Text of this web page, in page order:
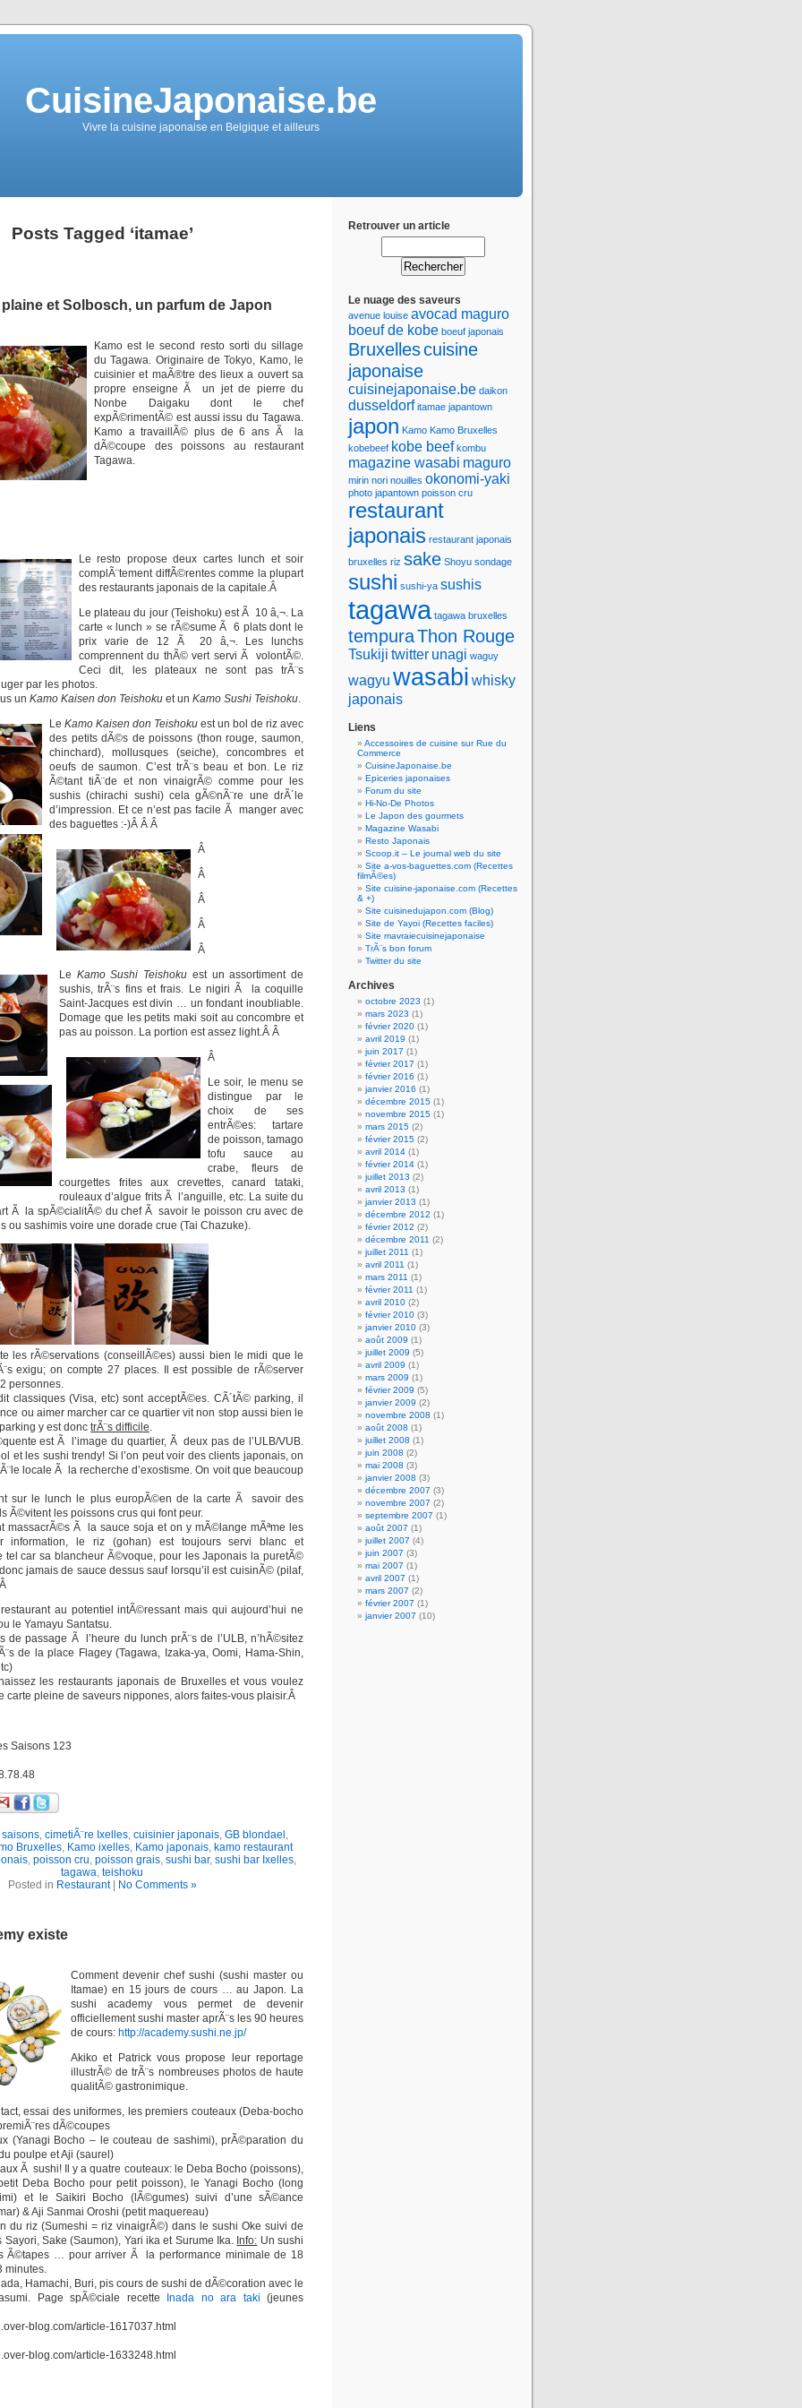
CuisineJaponaise.be
Vivre la cuisine japonaise en Belgique et ailleurs
Posts Tagged ‘itamae’
et Solbosch, un parfum de Japon
Kamo est le second resto sorti du sillage
du Tagawa. Originaire de Tokyo, Kamo, le
cuisinier et maÃ®tre des lieux a ouvert sa
propre enseigne Ã un jet de pierre du
Nonbe Daigaku dont le chef
expÃ©rimentÃ© est aussi issu du Tagawa.
Kamo a travaillÃ© plus de 6 ans Ã la
dÃ©coupe des poissons au restaurant
Tagawa.
Le resto propose deux cartes lunch et soir
complÃ¨tement diffÃ©rentes comme la plupart
des restaurants japonais de la capitale.Â
Le plateau du jour (Teishoku) est Ã 10 â‚¬. La
carte « lunch » se rÃ©sume Ã 6 plats dont le
prix varie de 12 Ã 20 â‚¬. Les lunchs
comprennent du thÃ© vert servi Ã volontÃ©.
Ceci dit, les plateaux ne sont pas trÃ¨s
par les photos.
un Kamo Kaisen don Teishoku et un Kamo Sushi Teishoku.
Le Kamo Kaisen don Teishoku est un bol de riz avec
des petits dÃ©s de poissons (thon rouge, saumon,
chinchard), mollusques (seiche), concombres et
oeufs de saumon. C’est trÃ¨s beau et bon. Le riz
Ã©tant tiÃ¨de et non vinaigrÃ© comme pour les
sushis (chirachi sushi) cela gÃ©nÃ¨re une drÃ´le
d’impression. Et ce n’est pas facile Ã manger avec
des baguettes :-)Â Â Â
Â
Â
Â
Â
Â
Le Kamo Sushi Teishoku est un assortiment de
sushis, trÃ¨s fins et frais. Le nigiri Ã la coquille
Saint-Jacques est divin … un fondant inoubliable.
Domage que les petits maki soit au concombre et
pas au poisson. La portion est assez light.Â Â
Â
Le soir, le menu se
distingue par le
choix de ses
entrÃ©es: tartare
de poisson, tamago
tofu sauce au
crabe, fleurs de
courgettes frites aux crevettes, canard tataki,
rouleaux d’algue frits Ã l’anguille, etc. La suite du
Ã la spÃ©cialitÃ© du chef Ã savoir le poisson cru avec de
ou sashimis voire une dorade crue (Tai Chazuke).
les rÃ©servations (conseillÃ©es) aussi bien le midi que le
exigu; on compte 27 places. Il est possible de rÃ©server
personnes.
classiques (Visa, etc) sont acceptÃ©es. CÃ´tÃ© parking, il
ou aimer marcher car ce quartier vit non stop aussi bien le
y est donc trÃ¨s difficile.
est Ã l’image du quartier, Ã deux pas de l’ULB/VUB.
et les sushi trendy! Si l’on peut voir des clients japonais, on
locale Ã la recherche d’exostisme. On voit que beaucoup
sur le lunch le plus europÃ©en de la carte Ã savoir des
Ã©vitent les poissons crus qui font peur.
massacrÃ©s Ã la sauce soja et on y mÃ©lange mÃªme les
information, le riz (gohan) est toujours servi blanc et
tel car sa blancheur Ã©voque, pour les Japonais la puretÃ©
jamais de sauce dessus sauf lorsqu’il est cuisinÃ© (pilaf,
au potentiel intÃ©ressant mais qui aujourd’hui ne
le Yamayu Santatsu.
de passage Ã l’heure du lunch prÃ¨s de l’ULB, n’hÃ©sitez
de la place Flagey (Tagawa, Izaka-ya, Oomi, Hama-Shin,
les restaurants japonais de Bruxelles et vous voulez
carte pleine de saveurs nippones, alors faites-vous plaisir.Â
Saisons 123
, cimetiÃ¨re Ixelles, cuisinier japonais, GB blondael ,
Bruxelles, Kamo ixelles, Kamo japonais, kamo restaurant
, poisson cru, poisson grais, sushi bar, sushi bar Ixelles,
tagawa, teishoku
Posted in Restaurant| No Comments »
existe
Comment devenir chef sushi (sushi master ou
Itamae) en 15 jours de cours … au Japon. La
sushi academy vous permet de devenir
officiellement sushi master aprÃ¨s les 90 heures
de cours: http://academy.sushi.ne.jp/
Akiko et Patrick vous propose leur reportage
illustrÃ© de trÃ¨s nombreuses photos de haute
qualitÃ© gastronimique.
essai des uniformes, les premiers couteaux (Deba-bocho
dÃ©coupes
(Yanagi Bocho – le couteau de sashimi), prÃ©paration du
poulpe et Aji (saurel)
Ã sushi! Il y a quatre couteaux: le Deba Bocho (poissons),
Deba Bocho pour petit poisson), le Yanagi Bocho (long
et le Saikiri Bocho (lÃ©gumes) suivi d’une sÃ©ance
& Aji Sanmai Oroshi (petit maquereau)
du riz (Sumeshi = riz vinaigrÃ©) dans le sushi Oke suivi de
Sake (Saumon), Yari ika et Surume Ika. Info: Un sushi
Ã©tapes … pour arriver Ã la performance minimale de 18
minutes.
Hamachi, Buri, pis cours de sushi de dÃ©coration avec le
Page spÃ©ciale recette
Inada no ara taki (jeunes
blog.com/article-1617037.html
blog.com/article-1633248.html
Retrouver un article
Le nuage des saveurs
avenue louise avocad maguro
boeuf de kobe boeuf japonais
Bruxellescuisine
japonaise
cuisinejaponaise.be daikon
dusseldorf itamae japantown
japon Kamo Kamo Bruxelles
kobebeef kobe beef kombu
magazine wasabi maguro
mirin nori nouilles okonomi-yaki
photo japantown poisson cru
restaurant
japonais restaurant japonais
bruxelles riz sake Shoyu sondage
sushi sushi-ya sushis
tagawa tagawa bruxelles
tempuraThon Rouge
Tsukiji twitter unagi waguy
wagyu wasabi whisky
japonais
Liens
Accessoires de cuisine sur Rue du
Commerce
CuisineJaponaise.be
Epiceries japonaises
Forum du site
Hi-No-De Photos
Le Japon des gourmets
Magazine Wasabi
Resto Japonais
Scoop.it – Le journal web du site
Site a-vos-baguettes.com (Recettes
filmÃ©es)
Site cuisine-japonaise.com (Recettes
& +)
Site cuisinedujapon.com (Blog)
Site de Yayoi (Recettes faciles)
Site mavraiecuisinejaponaise
TrÃ¨s bon forum
Twitter du site
Archives
octobre 2023 (1)
mars 2023 (1)
février 2020 (1)
avril 2019 (1)
juin 2017 (1)
février 2017 (1)
février 2016 (1)
janvier 2016 (1)
décembre 2015 (1)
novembre 2015 (1)
mars 2015 (2)
février 2015 (2)
avril 2014 (1)
février 2014 (1)
juillet 2013 (2)
avril 2013 (1)
janvier 2013 (1)
décembre 2012 (1)
février 2012 (2)
décembre 2011 (2)
juillet 2011 (1)
avril 2011 (1)
mars 2011 (1)
février 2011 (1)
avril 2010 (2)
février 2010 (3)
janvier 2010 (3)
août 2009 (1)
juillet 2009 (5)
avril 2009 (1)
mars 2009 (1)
février 2009 (5)
janvier 2009 (2)
novembre 2008 (1)
août 2008 (1)
juillet 2008 (1)
juin 2008 (2)
mai 2008 (3)
janvier 2008 (3)
décembre 2007 (3)
novembre 2007 (2)
septembre 2007 (1)
août 2007 (1)
juillet 2007 (4)
juin 2007 (3)
mai 2007 (1)
avril 2007 (1)
mars 2007 (2)
février 2007 (1)
janvier 2007 (10)